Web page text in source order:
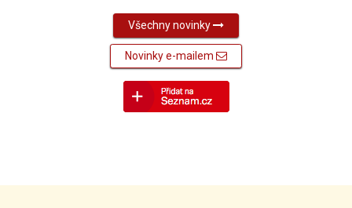
Všechny novinky
Novinky e-mailem